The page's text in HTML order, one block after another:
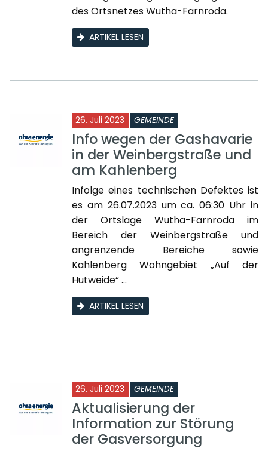
des Ortsnetzes Wutha-Farnroda.
ARTIKEL LESEN
26. Juli 2023 GEMEINDE
Info wegen der Gashavarie
in der Weinbergstraße und
am Kahlenberg
Infolge eines technischen Defektes ist
es am 26.07.2023 um ca. 06:30 Uhr in
der Ortslage Wutha-Farnroda im
Bereich der Weinbergstraße und
angrenzende Bereiche sowie
Kahlenberg Wohngebiet „Auf der
Hutweide“ ...
ARTIKEL LESEN
26. Juli 2023 GEMEINDE
Aktualisierung der
Information zur Störung
der Gasversorgung